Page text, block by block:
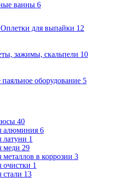
ванны 6
Оплетки для выпайки 12
зажимы, скальпели 10
оборудование 5
40
алюминия 6
латуни 1
меди 29
в коррозии 3
1
13